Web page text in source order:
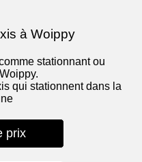
à Woippy
stationnant ou
qui stationnent dans la
prix